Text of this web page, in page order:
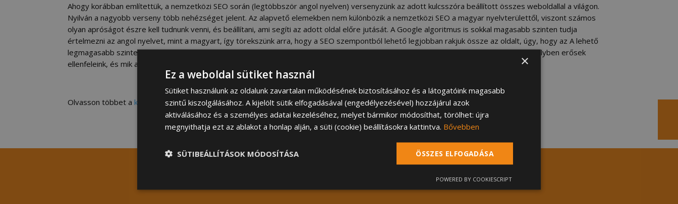
Ahogy korábban említettük, a nemzetközi SEO során (legtöbbször angol nyelven) versenyzünk az adott kulcsszóra beállított összes weboldallal a világon.
Nyilván a nagyobb verseny több nehézséget jelent. Az alapvető elemekben nem különbözik a nemzetközi SEO a magyar nyelvterülettől, viszont számos
olyan apróságot észre kell tudnunk venni, és beállítani, ami segíti az adott oldal előre jutását. A Google algoritmus is sokkal magasabb szinten tudja
értelmezni az angol nyelvet, mint a magyart, így törekszünk arra, hogy a SEO szempontból lehető legjobban rakjuk össze az oldalt, úgy, hogy az A lehető
legmagasabb szinten feleljen meg a keresési szándéknak. A konkurencia elemzése után észre kell vennünk, hogy mik azok a pontok, amelyben erősek
ellenfeleink, és mik azok, amelyben mi még jobbak lehetünk.
Olvasson többet a keresőoptimalizálásrólésjelentkezzen díjmentes konzultációnkra!
×
Ez a weboldal sütiket használ
Sütiket használunk az oldalunk zavartalan működésének biztosításához és a látogatóink magasabb
szintű kiszolgálásához. A kijelölt sütik elfogadásával (engedélyezésével) hozzájárul azok
aktiválásához és a személyes adatai kezeléséhez, melyet bármikor módosíthat, törölhet: újra
megnyithatja ezt az ablakot a honlap alján, a süti (cookie) beállításokra kattintva. Bővebben
ÖSSZES ELFOGADÁSA
SÜTIBEÁLLÍTÁSOK MÓDOSÍTÁSA
POWERED BY COOKIESCRIPT